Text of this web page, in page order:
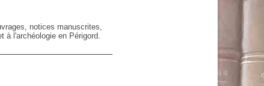
notices manuscrites,
à l'archéologie en Périgord.